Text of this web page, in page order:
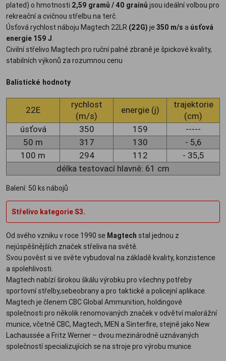
plated) o hmotnosti 2,59 gramů / 40 grainů jsou ideální volbou pro
rekreační a cvičnou střelbu na terč.
Úsťová rychlost náboju Magtech 22LR (22G) je350 m/s a úsťová
energie 159 J.
Civilní střelivo Magtech pro ruční palné zbraně je špickové kvality,
stabilních výkonů za rozumnou cenu
Balistické hodnoty
22E
rychlost
(m/s)
energie (j)
trajektorie
(cm)
úsťová
350 159
-----
50 m
317 130
- 5,6
100 m
294 112
- 35,5
délka testovací hlavně: 61 cm
Balení: 50 ks nábojů
Střelivo kategorie S3.
Od svého vzniku v roce 1990 se Magtech stal jednou z
nejúspěšnějších značek střeliva na světě.
Svou pověst si ve světe vybudoval na základě kvality, konzistence
a spolehlivosti.
Magtech nabízí širokou škálu výrobku pro všechny potřeby
sportovní střelby,sebeobrany a pro taktické a policejní aplikace.
Magtech je členem CBC Global Ammunition, holdingové
společnosti pro několik renomovaných značek v odvětví malorážní
munice, včetně CBC, Magtech, MEN a Sinterfire, stejně jako New
Lachaussée a Fritz Werner – dvou mezinárodně uznávaných
společností specializujících se na stroje pro výrobu munice.